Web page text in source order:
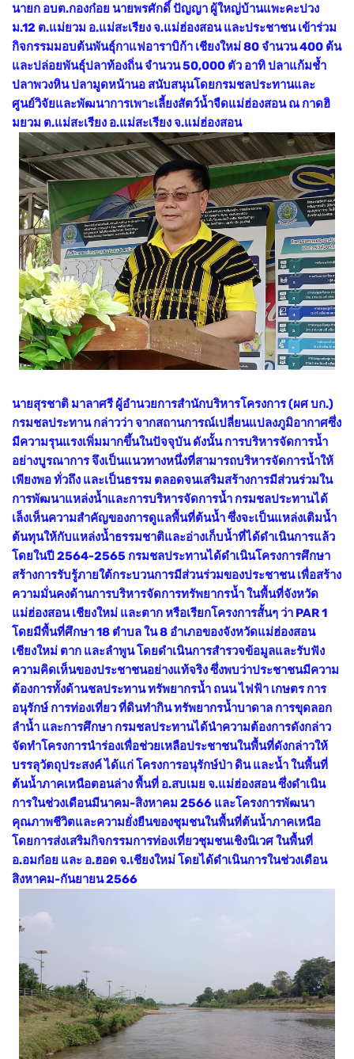
นายก อบต.กองก๋อย นายพรศักดิ์ ปัญญา ผู้ใหญ่บ้านแพะคะปวง
ม.12 ต.แม่ยวม อ.แม่สะเรียง จ.แม่ฮ่องสอน และประชาชน เข้าร่วม
กิจกรรมมอบต้นพันธุ์กาแฟอาราบิก้า เชียงใหม่ 80 จำนวน 400 ต้น
และปล่อยพันธุ์ปลาท้องถิ่น จำนวน 50,000 ตัว อาทิ ปลาแก้มช้ำ
ปลาพวงหิน ปลามูดหน้านอ สนับสนุนโดยกรมชลประทานและ
ศูนย์วิจัยและพัฒนาการเพาะเลี้ยงสัตว์น้ำจืดแม่ฮ่องสอน ณ กาดฮิ
มยวม ต.แม่สะเรียง อ.แม่สะเรียง จ.แม่ฮ่องสอน
นายสุรชาติ มาลาศรี ผู้อำนวยการสำนักบริหารโครงการ (ผศ บก.)
กรมชลประทาน กล่าวว่า จากสถานการณ์เปลี่ยนแปลงภูมิอากาศซึ่ง
มีความรุนแรงเพิ่มมากขึ้นในปัจจุบัน ดังนั้น การบริหารจัดการน้ำ
อย่างบูรณาการ จึงเป็นแนวทางหนึ่งที่สามารถบริหารจัดการน้ำให้
เพียงพอ ทั่วถึง และเป็นธรรม ตลอดจนเสริมสร้างการมีส่วนร่วมใน
การพัฒนาแหล่งน้ำและการบริหารจัดการน้ำ กรมชลประทานได้
เล็งเห็นความสำคัญของการดูแลพื้นที่ต้นน้ำ ซึ่งจะเป็นแหล่งเติมน้ำ
ต้นทุนให้กับแหล่งน้ำธรรมชาติและอ่างเก็บน้ำที่ได้ดำเนินการแล้ว
โดยในปี 2564-2565 กรมชลประทานได้ดำเนินโครงการศึกษา
สร้างการรับรู้ภายใต้กระบวนการมีส่วนร่วมของประชาชน เพื่อสร้าง
ความมั่นคงด้านการบริหารจัดการทรัพยากรน้ำ ในพื้นที่จังหวัด
แม่ฮ่องสอน เชียงใหม่ และตาก หรือเรียกโครงการสั้นๆ ว่า PAR 1
โดยมีพื้นที่ศึกษา 18 ตำบล ใน 8 อำเภอของจังหวัดแม่ฮ่องสอน
เชียงใหม่ ตาก และลำพูน โดยดำเนินการสำรวจข้อมูลและรับฟัง
ความคิดเห็นของประชาชนอย่างแท้จริง ซึ่งพบว่าประชาชนมีความ
ต้องการทั้งด้านชลประทาน ทรัพยากรน้ำ ถนน ไฟฟ้า เกษตร การ
อนุรักษ์ การท่องเที่ยว ที่ดินทำกิน ทรัพยากรน้ำบาดาล การขุดลอก
ลำน้ำ และการศึกษา กรมชลประทานได้นำความต้องการดังกล่าว
จัดทำโครงการนำร่องเพื่อช่วยเหลือประชาชนในพื้นที่ดังกล่าวให้
บรรลุวัตถุประสงค์ ได้แก่ โครงการอนุรักษ์ป่า ดิน และน้ำ ในพื้นที่
ต้นน้ำภาคเหนือตอนล่าง พื้นที่ อ.สบเมย จ.แม่ฮ่องสอน ซึ่งดำเนิน
การในช่วงเดือนมีนาคม-สิงหาคม 2566 และโครงการพัฒนา
คุณภาพชีวิตและความยั่งยืนของชุมชนในพื้นที่ต้นน้ำภาคเหนือ
โดยการส่งเสริมกิจกรรมการท่องเที่ยวชุมชนเชิงนิเวศ ในพื้นที่
อ.อมก๋อย และ อ.ฮอด จ.เชียงใหม่ โดยได้ดำเนินการในช่วงเดือน
สิงหาคม-กันยายน 2566